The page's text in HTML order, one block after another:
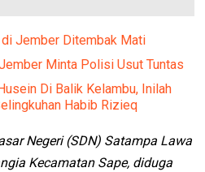
Jember Ditembak Mati
Minta Polisi Usut Tuntas
Di Balik Kelambu, Inilah
Habib Rizieq
Negeri (SDN) Satampa Lawa
Kecamatan Sape, diduga